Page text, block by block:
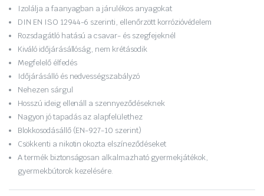
Izolálja a faanyagban a járulékos anyagokat
DIN EN ISO 12944-6 szerinti, ellenőrzött korrózióvédelem
Rozsdagátló hatású a csavar- és szegfejeknél
Kiváló időjárásállóság, nem krétásodik
Megfelelő élfedés
Időjárásálló és nedvességszabályzó
Nehezen sárgul
Hosszú ideig ellenáll a szennyeződéseknek
Nagyon jó tapadás az alapfelülethez
Blokkosodásállő (EN-927-10 szerint)
Csökkenti a nikotin okozta elszíneződéseket
A termék biztonságosan alkalmazható gyermekjátékok,
gyermekbútorok kezelésére.